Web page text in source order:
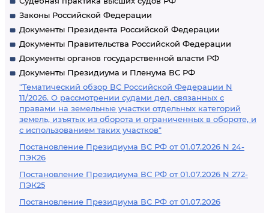
Законы Российской Федерации
Документы Президента Российской Федерации
Документы Правительства Российской Федерации
Документы органов государственной власти РФ
Документы Президиума и Пленума ВС РФ
"Тематический обзор ВС Российской Федерации N
11/2026. О рассмотрении судами дел, связанных с
правами на земельные участки отдельных категорий
земель, изъятых из оборота и ограниченных в обороте, и
с использованием таких участков"
Постановление Президиума ВС РФ от 01.07.2026 N 24-
ПЭК26
Постановление Президиума ВС РФ от 01.07.2026 N 272-
ПЭК25
Постановление Президиума ВС РФ от 01.07.2026